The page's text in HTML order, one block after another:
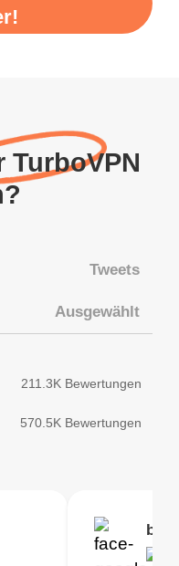
TurboVPN
Tweets
Ausgewählt
211.3K Bewertungen
570.5K Bewertungen
Foutrrrrrr